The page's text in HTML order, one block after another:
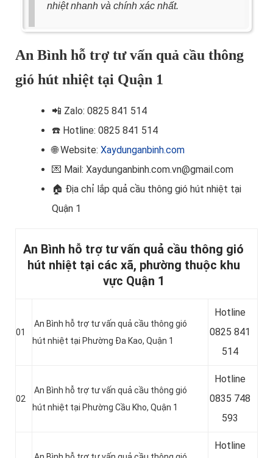
nhiệt nhanh và chính xác nhất.
An Bình hỗ trợ tư vấn quả cầu thông
gió hút nhiệt tại Quận 1
📲 Zalo: 0825 841 514
☎️ Hotline: 0825 841 514
🌐 Website: Xaydunganbinh.com
💌 Mail: Xaydunganbinh.com.vn@gmail.com
🏠 Địa chỉ lắp quả cầu thông gió hút nhiệt tại
Quận 1
An Bình hỗ trợ tư vấn quả cầu thông gió
hút nhiệt tại các xã, phường thuộc khu
vực Quận 1
01
An Bình hỗ trợ tư vấn quả cầu thông gió
hút nhiệt tại Phường Đa Kao, Quận 1
Hotline
0825 841
514
02
An Bình hỗ trợ tư vấn quả cầu thông gió
hút nhiệt tại Phường Cầu Kho, Quận 1
Hotline
0835 748
593
Hotline